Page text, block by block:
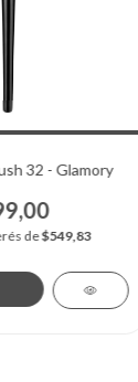
32 - Glamory
de$549,83